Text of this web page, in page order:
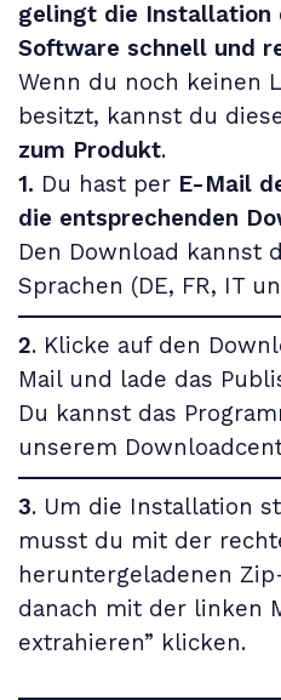
gelingt die Installation
Software schnell und
Wenn du noch keinen
besitzt, kannst du
zum Produkt.
1. Du hast per E-Mail
die entsprechenden
Den Download kannst
Sprachen (DE, FR, IT
2. Klicke auf den
Mail und lade das
Du kannst das
unserem
3. Um die Installation
musst du mit der
heruntergeladenen
danach mit der linken
extrahieren” klicken.